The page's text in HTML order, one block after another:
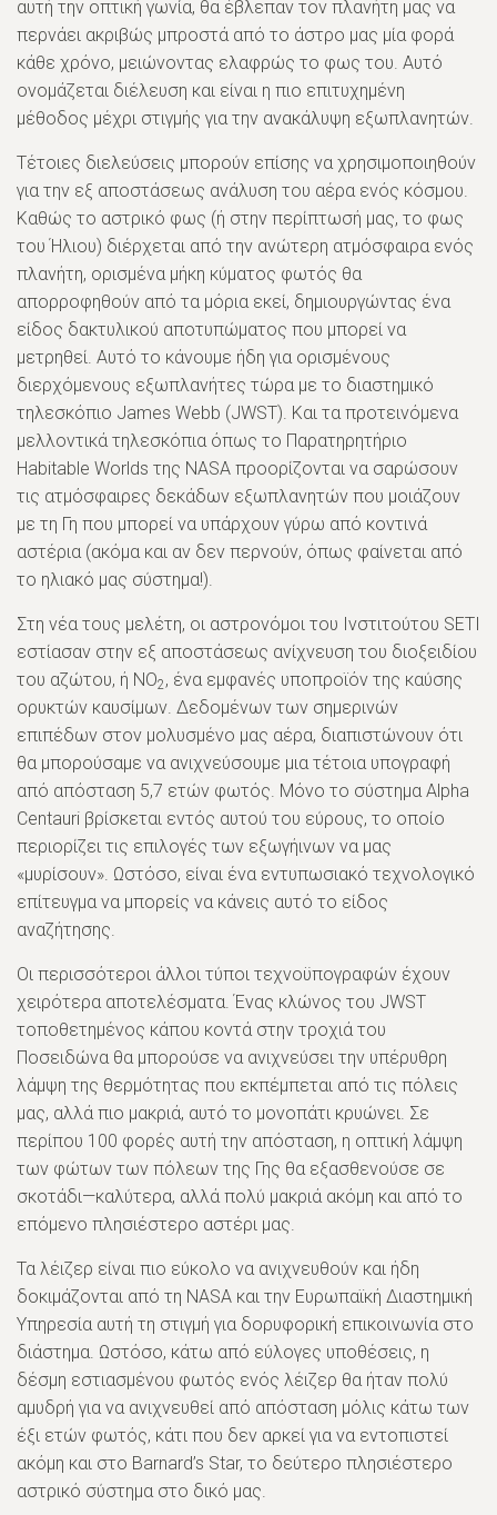
αυτή την οπτική γωνία, θα έβλεπαν τον πλανήτη μας να
περνάει ακριβώς μπροστά από το άστρο μας μία φορά
κάθε χρόνο, μειώνοντας ελαφρώς το φως του. Αυτό
ονομάζεται διέλευση και είναι η πιο επιτυχημένη
μέθοδος μέχρι στιγμής για την ανακάλυψη εξωπλανητών.
Τέτοιες διελεύσεις μπορούν επίσης να χρησιμοποιηθούν
για την εξ αποστάσεως ανάλυση του αέρα ενός κόσμου.
Καθώς το αστρικό φως (ή στην περίπτωσή μας, το φως
του Ήλιου) διέρχεται από την ανώτερη ατμόσφαιρα ενός
πλανήτη, ορισμένα μήκη κύματος φωτός θα
απορροφηθούν από τα μόρια εκεί, δημιουργώντας ένα
είδος δακτυλικού αποτυπώματος που μπορεί να
μετρηθεί. Αυτό το κάνουμε ήδη για ορισμένους
διερχόμενους εξωπλανήτες τώρα με το διαστημικό
τηλεσκόπιο James Webb (JWST). Και τα προτεινόμενα
μελλοντικά τηλεσκόπια όπως το Παρατηρητήριο
Habitable Worlds της NASA προορίζονται να σαρώσουν
τις ατμόσφαιρες δεκάδων εξωπλανητών που μοιάζουν
με τη Γη που μπορεί να υπάρχουν γύρω από κοντινά
αστέρια (ακόμα και αν δεν περνούν, όπως φαίνεται από
το ηλιακό μας σύστημα!).
Στη νέα τους μελέτη, οι αστρονόμοι του Ινστιτούτου SETI
εστίασαν στην εξ αποστάσεως ανίχνευση του διοξειδίου
του αζώτου, ή NO2, ένα εμφανές υποπροϊόν της καύσης
ορυκτών καυσίμων. Δεδομένων των σημερινών
επιπέδων στον μολυσμένο μας αέρα, διαπιστώνουν ότι
θα μπορούσαμε να ανιχνεύσουμε μια τέτοια υπογραφή
από απόσταση 5,7 ετών φωτός. Μόνο το σύστημα Alpha
Centauri βρίσκεται εντός αυτού του εύρους, το οποίο
περιορίζει τις επιλογές των εξωγήινων να μας
«μυρίσουν». Ωστόσο, είναι ένα εντυπωσιακό τεχνολογικό
επίτευγμα να μπορείς να κάνεις αυτό το είδος
αναζήτησης.
Οι περισσότεροι άλλοι τύποι τεχνοϋπογραφών έχουν
χειρότερα αποτελέσματα. Ένας κλώνος του JWST
τοποθετημένος κάπου κοντά στην τροχιά του
Ποσειδώνα θα μπορούσε να ανιχνεύσει την υπέρυθρη
λάμψη της θερμότητας που εκπέμπεται από τις πόλεις
μας, αλλά πιο μακριά, αυτό το μονοπάτι κρυώνει. Σε
περίπου 100 φορές αυτή την απόσταση, η οπτική λάμψη
των φώτων των πόλεων της Γης θα εξασθενούσε σε
σκοτάδι—καλύτερα, αλλά πολύ μακριά ακόμη και από το
επόμενο πλησιέστερο αστέρι μας.
Τα λέιζερ είναι πιο εύκολο να ανιχνευθούν και ήδη
δοκιμάζονται από τη NASA και την Ευρωπαϊκή Διαστημική
Υπηρεσία αυτή τη στιγμή για δορυφορική επικοινωνία στο
διάστημα. Ωστόσο, κάτω από εύλογες υποθέσεις, η
δέσμη εστιασμένου φωτός ενός λέιζερ θα ήταν πολύ
αμυδρή για να ανιχνευθεί από απόσταση μόλις κάτω των
έξι ετών φωτός, κάτι που δεν αρκεί για να εντοπιστεί
ακόμη και στο Barnard’s Star, το δεύτερο πλησιέστερο
αστρικό σύστημα στο δικό μας.